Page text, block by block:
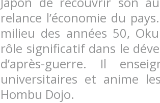
relance l’économie du
milieu des années 50,
rôle significatif dans le
d’après-guerre. Il
universitaires et anime
Hombu Dojo.